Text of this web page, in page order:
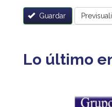
Guardar
Lo último